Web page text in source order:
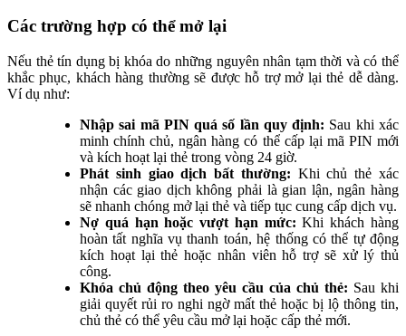
Các trường hợp có thể mở lại
Nếu thẻ tín dụng bị khóa do những nguyên nhân tạm thời và có thể
khắc phục, khách hàng thường sẽ được hỗ trợ mở lại thẻ dễ dàng.
Ví dụ như:
Nhập sai mã PIN quá số lần quy định: Sau khi xác
minh chính chủ, ngân hàng có thể cấp lại mã PIN mới
và kích hoạt lại thẻ trong vòng 24 giờ.
Phát sinh giao dịch bất thường: Khi chủ thẻ xác
nhận các giao dịch không phải là gian lận, ngân hàng
sẽ nhanh chóng mở lại thẻ và tiếp tục cung cấp dịch vụ.
Nợ quá hạn hoặc vượt hạn mức:Khi khách hàng
hoàn tất nghĩa vụ thanh toán, hệ thống có thể tự động
kích hoạt lại thẻ hoặc nhân viên hỗ trợ sẽ xử lý thủ
công.
Khóa chủ động theo yêu cầu của chủ thẻ: Sau khi
giải quyết rủi ro nghi ngờ mất thẻ hoặc bị lộ thông tin,
chủ thẻ có thể yêu cầu mở lại hoặc cấp thẻ mới.